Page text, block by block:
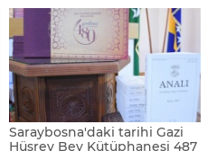
Saraybosna'daki tarihi Gazi
Hüsrev Bey Kütüphanesi 487